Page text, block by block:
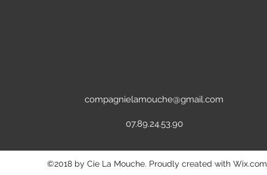
compagnielamouche@gmail.com
07.89.24.53.90
©2018 by Cie La Mouche. Proudly created with Wix.com